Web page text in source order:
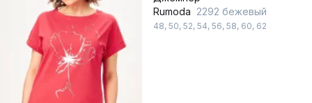
Rumoda 2292 бежевый
48, 50, 52, 54, 56, 58, 60, 62